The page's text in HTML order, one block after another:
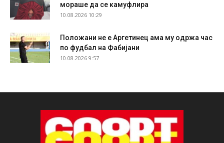
мораше да се камуфлира
10.08.2026 10:29
Положани не е Аргетинец ама му одржа час
по фудбал на Фабијани
10.08.2026 9:57